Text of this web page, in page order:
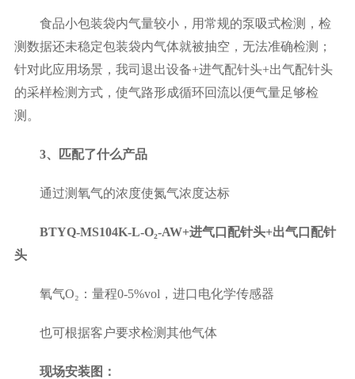
食品小包装袋内气量较小，用常规的泵吸式检测，检
测数据还未稳定包装袋内气体就被抽空，无法准确检测；
针对此应用场景，我司退出设备+进气配针头+出气配针头
的采样检测方式，使气路形成循环回流以便气量足够检
测。
3、匹配了什么产品
通过测氧气的浓度使氮气浓度达标
BTYQ-MS104K-L-O₂-AW+进气口配针头+出气口配针
头
氧气O₂：量程0-5%vol，进口电化学传感器
也可根据客户要求检测其他气体
现场安装图：